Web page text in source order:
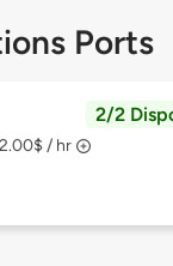
Ports
2/2
/ hr